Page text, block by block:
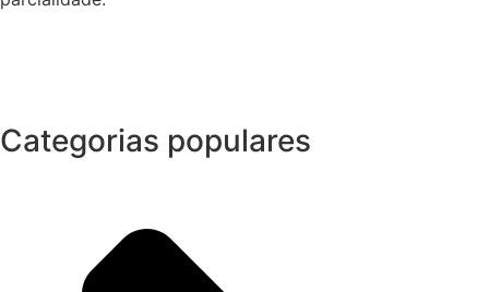
Categorias populares